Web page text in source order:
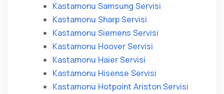
Kastamonu Samsung Servisi
Kastamonu Sharp Servisi
Kastamonu Siemens Servisi
Kastamonu Hoover Servisi
Kastamonu Haier Servisi
Kastamonu Hisense Servisi
Kastamonu Hotpoint Ariston Servisi